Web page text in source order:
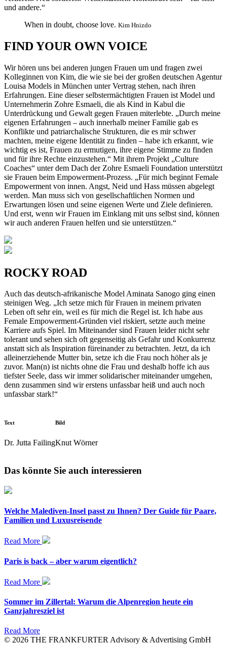
und andere.“
When in doubt, choose love. Kim Hnizdo
FIND YOUR OWN VOICE
Wir hören uns bei anderen jungen Frauen um und fragen zwei
Kolleginnen von Kim, die wie sie bei der großen deutschen Agentur
Louisa Models in München unter Vertrag stehen, nach ihren
Erfahrungen. Eine dieser selbstermächtigten Frauen ist Model und
Unternehmerin Zohre Esmaeli, die als Kind in Kabul die
Unterdrückung und Gewalt gegen Frauen miterlebte. „Durch meine
eigenen Erfahrungen – auch innerhalb meiner Familie gab es
Konflikte und patriarchalische Strukturen, die es mir schwer
machten, meine eigene Identität zu finden – habe ich erkannt, wie
wichtig es ist, Frauen zu ermutigen, ihre eigene Stimme zu finden
und für ihre Rechte einzustehen.“ Mit ihrem Projekt „Culture
Coaches“ unter dem Dach der Zohre Esmaeli Foundation unterstützt
sie Frauen beim Empowerment-Prozess. „Für mich beginnt Female
Empowerment von innen. Angst, Neid und Hass müssen abgelegt
werden. Man muss sich von gesellschaftlichen Normen und
Erwartungen lösen und seine eigenen Werte und Ziele definieren.
Und erst, wenn wir Frauen im Einklang mit uns selbst sind, können
wir auch anderen Frauen helfen und sie unterstützen.“
ROCKY ROAD
Auch das deutsch-afrikanische Model Aminata Sanogo ging einen
steinigen Weg. „Ich setze mich für Frauen in meinem privaten
Leben oft sehr ein, weil es für mich die Regel ist. Ich habe aus
Female Empowerment-Gründen viel riskiert, setzte auch meine
Karriere aufs Spiel. Im Miteinander sind Frauen leider nicht sehr
tolerant und sehen sich oft gegenseitig als Gefahr und Konkurrenz
anstatt sich als Inspiration füreinander zu betrachten. Jetzt, da ich
alleinerziehende Mutter bin, setze ich die Frau noch höher als je
zuvor. Man(n) ist nichts ohne die Frau und deshalb hoffe ich aus
tiefster Seele, dass wir immer solidarischer miteinander umgehen,
denn zusammen sind wir erstens unfassbar heiß und auch noch
unfassbar stark!“
Text
Dr. Jutta Failing
Bild
Knut Wörner
Das könnte Sie auch interessieren
Welche Malediven-Insel passt zu Ihnen? Der Guide für Paare,
Familien und Luxusreisende
Read More
Paris is back – aber warum eigentlich?
Read More
Sommer im Zillertal: Warum die Alpenregion heute ein
Ganzjahresziel ist
Read More
© 2026 THE FRANKFURTER Advisory & Advertising GmbH